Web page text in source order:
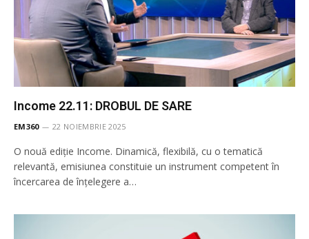
Income 22.11: DROBUL DE SARE
EM360 22 NOIEMBRIE 2025
O nouă ediție Income. Dinamică, flexibilă, cu o tematică
relevantă, emisiunea constituie un instrument competent în
încercarea de înţelegere a…